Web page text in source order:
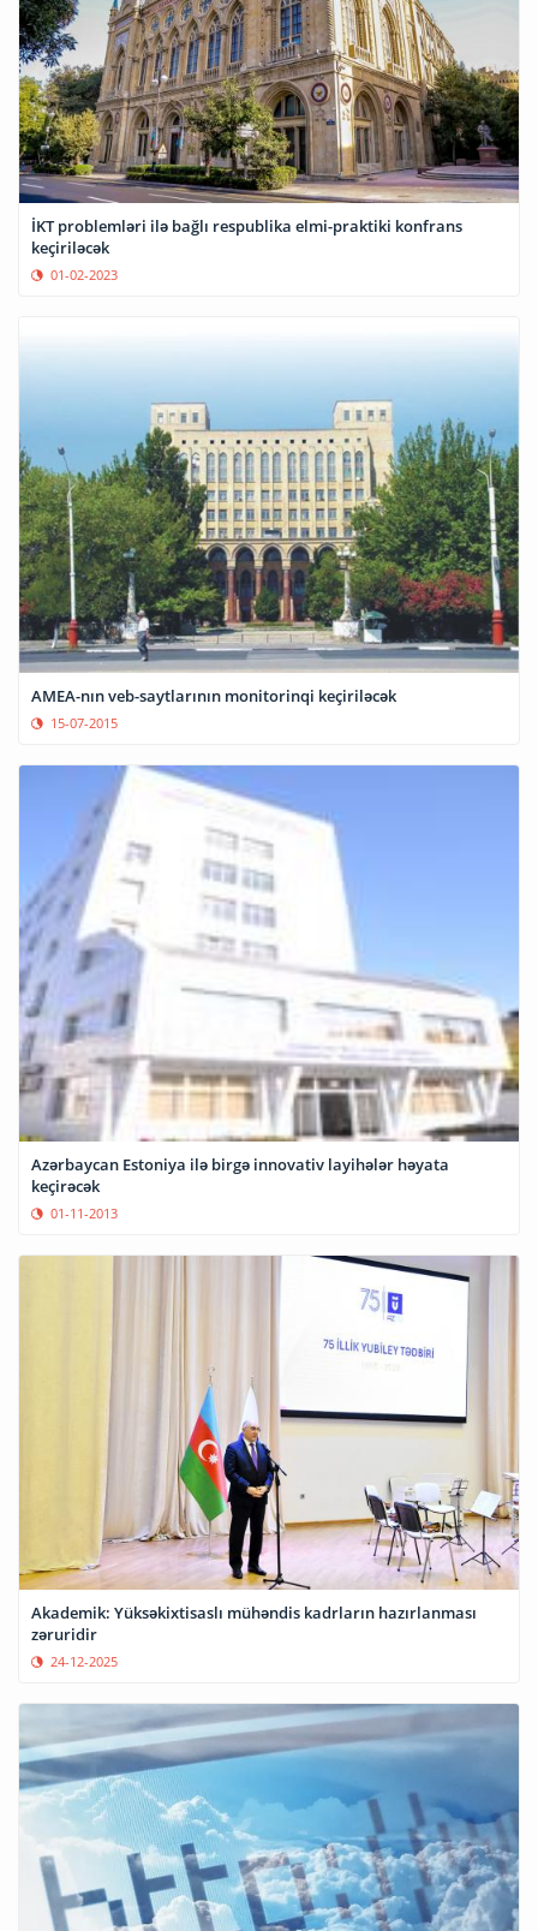
İKT problemləri ilə bağlı respublika elmi-praktiki konfrans
keçiriləcək
01-02-2023
AMEA-nın veb-saytlarının monitorinqi keçiriləcək
15-07-2015
Azərbaycan Estoniya ilə birgə innovativ layihələr həyata
keçirəcək
01-11-2013
Akademik: Yüksəkixtisaslı mühəndis kadrların hazırlanması
zəruridir
24-12-2025